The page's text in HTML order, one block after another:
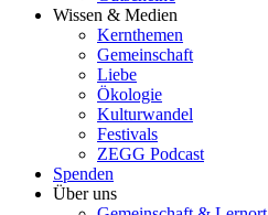
Wissen & Medien
Kernthemen
Gemeinschaft
Liebe
Ökologie
Kulturwandel
Festivals
ZEGG Podcast
Spenden
Über uns